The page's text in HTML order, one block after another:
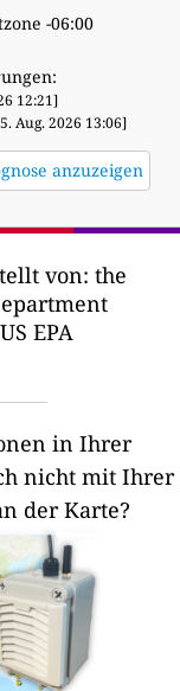
-06:00
12:21]
Aug. 2026 13:06]
anzuzeigen
von: the
EPA
in Ihrer
nicht mit Ihrer
der Karte?